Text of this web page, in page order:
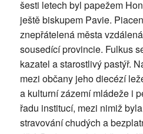
šesti letech byl papežem
ještě biskupem Pavie.
znepřátelená města
sousedící provincie. Fulkus
kazatel a starostlivý pastýř.
mezi občany jeho diecézí
a kulturní zázemí mládeže i
řadu institucí, mezi nimiž
stravování chudých a